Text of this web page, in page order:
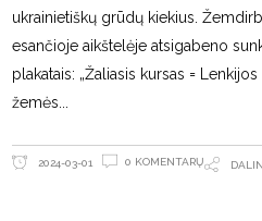
ukrainietiškų grūdų kiekius.
esančioje aikštelėje atsigabeno
plakatais: „Žaliasis kursas =
žemės
2024-03-01 0 KOMENTARŲ